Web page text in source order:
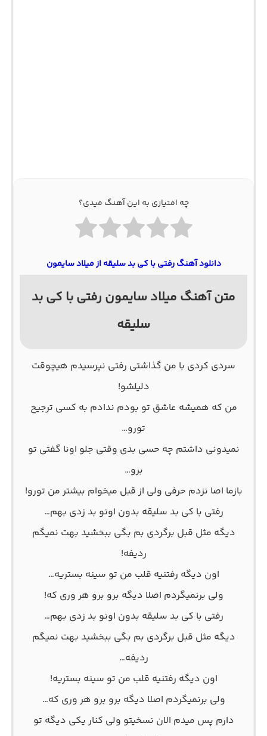
چه امتیازی به این آهنگ میدی؟
دانلود آهنگ رفتی با کی بد سلیقه از میلاد سایمون
متن آهنگ میلاد سایمون رفتی با کی بد
سلیقه
سردی کردی با من گذاشتی رفتی نپرسیدم هیچوقت
دلیلشو!
من که همیشه عاشق تو بودم ندادم به کسی ترجیح
تورو…
نمیدونی داشتم چه حسی بدی وقتی جلو اونا گفتی تو
برو…
بازما اصا نزدم حرفی ولی از قبل میخوام بیشتر من تورو!
رفتی با کی بد سلیقه بدون اونو بد زدی بهم…
دیگه مثل قبل برگردی بم بگی ببخشید بهت نمیگم
ردیفه!
اون دیگه رفتنیه قلب من تو سینه بستریه…
ولی برنمیگردم اصلا دیگه برو برو هر وری که!
رفتی با کی بد سلیقه بدون اونو بد زدی بهم…
دیگه مثل قبل برگردی بم بگی ببخشید بهت نمیگم
ردیفه…
اون دیگه رفتنیه قلب من تو سینه بستریه!
ولی برنمیگردم اصلا دیگه برو برو هر وری که…
دارم پس میدم الان نسخیتو ولی کنار یکی دیگه تو